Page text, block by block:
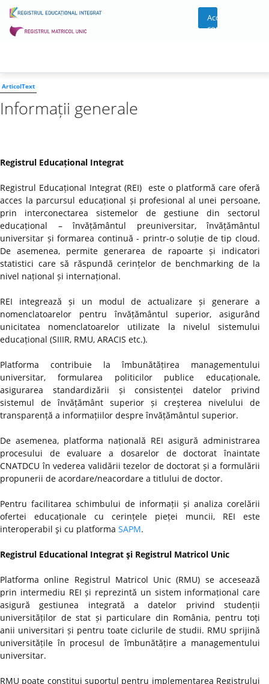
Acces
cont
ArticolText
Informații generale
Registrul Educațional Integrat
Registrul Educațional Integrat (REI) este o platformă care oferă
acces la parcursul educațional și profesional al unei persoane,
prin interconectarea sistemelor de gestiune din sectorul
educațional – învățământul preuniversitar, învățământul
universitar și formarea continuă - printr-o soluție de tip cloud.
De asemenea, permite generarea de rapoarte și indicatori
statistici care să răspundă cerințelor de benchmarking de la
nivel național și internațional.
REI integrează și un modul de actualizare și generare a
nomenclatoarelor pentru învățământul superior, asigurând
unicitatea nomenclatoarelor utilizate la nivelul sistemului
educațional (SIIIR, RMU, ARACIS etc.).
Platforma contribuie la îmbunătățirea managementului
universitar, formularea politicilor publice educaționale,
asigurarea standardizării și consistenței datelor privind
sistemul de învățământ superior și creşterea nivelului de
transparență a informațiilor despre învățământul superior.
De asemenea, platforma națională REI asigură administrarea
procesului de evaluare a dosarelor de doctorat înaintate
CNATDCU în vederea validării tezelor de doctorat și a formulării
propunerii de acordare/neacordare a titlului de doctor.
Pentru facilitarea schimbului de informații și analiza corelării
ofertei educaționale cu cerințele pieței muncii, REI este
interoperabil şi cu platforma SAPM.
Registrul Educational Integrat şi Registrul Matricol Unic
Platforma online Registrul Matricol Unic (RMU) se accesează
prin intermediu REI și reprezintă un sistem informațional care
asigură gestiunea integrată a datelor privind studenții
universităților de stat și particulare din România, pentru toți
anii universitari și pentru toate ciclurile de studii. RMU sprijină
universitățile în procesul de îmbunătățire a managementului
universitar.
RMU poate constitui suportul pentru implementarea Registrului